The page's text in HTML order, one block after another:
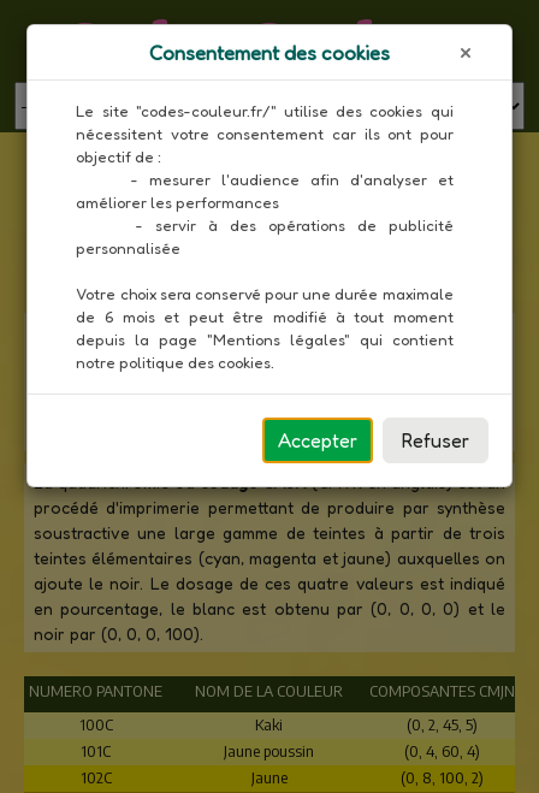
Codes Couleur
MENU
Liste des couleurs Pantone en composantes
CMJN
Toutes les couleurs
Le nuancier Pantone ou pantonier est un nuancier universel
créé en 1866 aux États-Unis pour les produits cosmétiques
faciliter la recherche et la communication.
La quadrichromie oucodage CMJN(CMYK en anglais) est un
procédé d'imprimerie permettant de produire par synthèse
soustractive une large gamme de teintes à partir de trois
teintes élémentaires (cyan, magenta et jaune) auxquelles on
ajoute le noir. Le dosage de ces quatre valeurs est indiqué
en pourcentage, le blanc est obtenu par (0, 0, 0, 0) et le
noir par (0, 0, 0, 100).
NUMERO PANTONE NOM DE LA COULEUR
COMPOSANTES CMJN
100C
Kaki
(0, 2, 45, 5)
101C
Jaune poussin
(0, 4, 60, 4)
102C
Jaune
(0, 8, 100, 2)
Consentement des cookies
Le site "codes-couleur.fr/" utilise des cookies qui
nécessitent votre consentement car ils ont pour
objectif de :
améliorer les performances
     - servir à des opérations de publicité
personnalisée
Votre choix sera conservé pour une durée maximale
de 6 mois et peut être modifié à tout moment
depuis la page "Mentions légales" qui contient
notre politique des cookies.
Accepter Refuser